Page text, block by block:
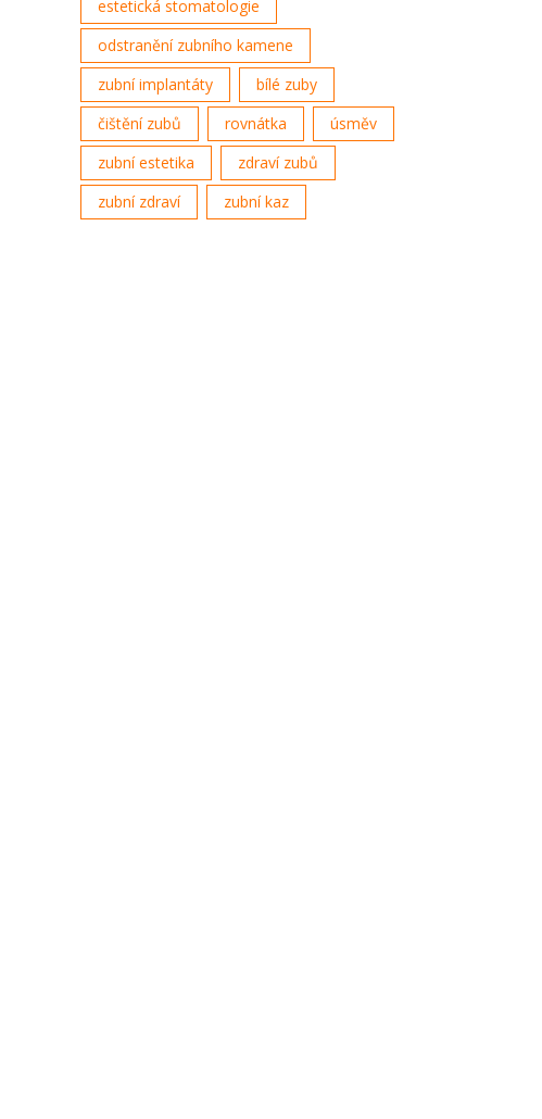
estetická stomatologie
odstranění zubního kamene
zubní implantáty
bílé zuby
čištění zubů
rovnátka
úsměv
zubní estetika
zdraví zubů
zubní zdraví
zubní kaz